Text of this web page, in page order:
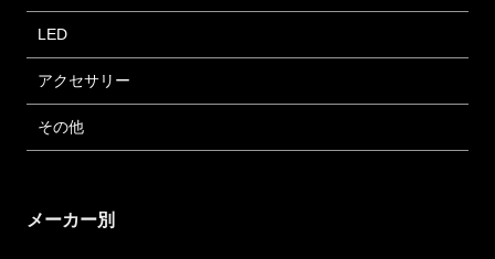
LED
アクセサリー
その他
メーカー別